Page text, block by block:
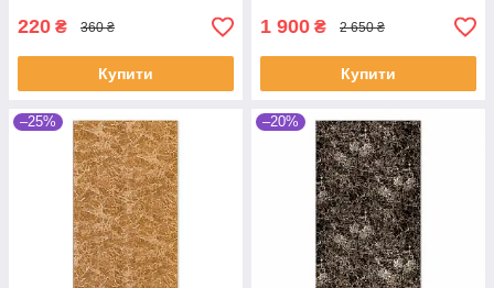
220 ₴ 360 ₴
Купити
1 900 ₴ 2 650 ₴
Купити
–25% –20%